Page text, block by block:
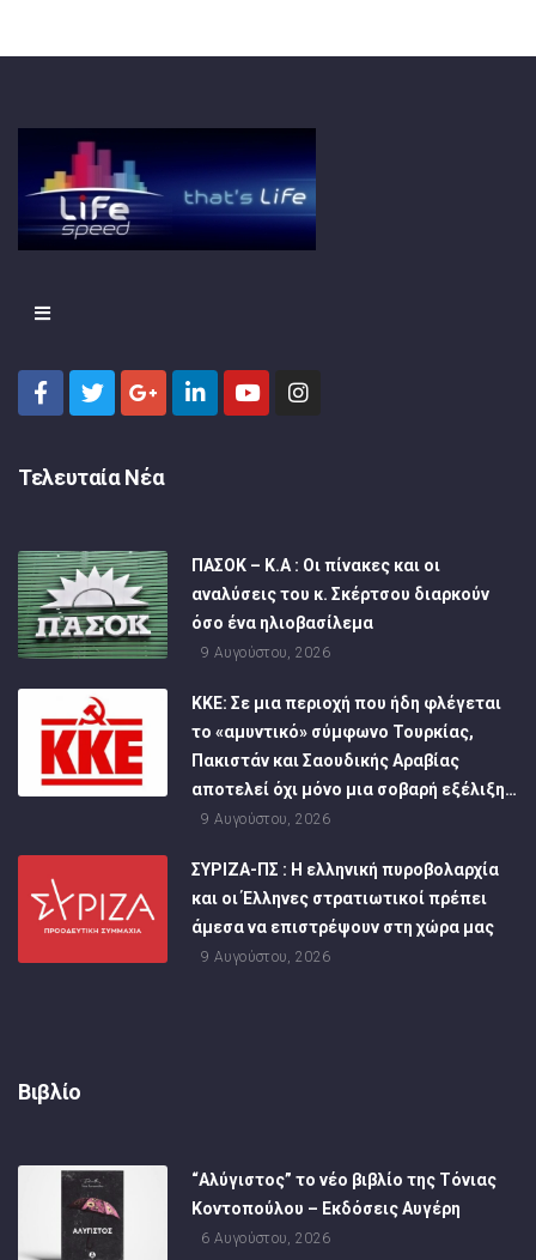
Τελευταία Νέα
ΠΑΣΟΚ – Κ.Α : Οι πίνακες και οι
αναλύσεις του κ. Σκέρτσου διαρκούν
όσο ένα ηλιοβασίλεμα
9 Αυγούστου, 2026
ΚΚΕ: Σε μια περιοχή που ήδη φλέγεται
το «αμυντικό» σύμφωνο Τουρκίας,
Πακιστάν και Σαουδικής Αραβίας
αποτελεί όχι μόνο μια σοβαρή εξέλιξη…
9 Αυγούστου, 2026
ΣΥΡΙΖΑ-ΠΣ : Η ελληνική πυροβολαρχία
και οι Έλληνες στρατιωτικοί πρέπει
άμεσα να επιστρέψουν στη χώρα μας
9 Αυγούστου, 2026
Βιβλίο
“Αλύγιστος” το νέο βιβλίο της Τόνιας
Κοντοπούλου – Εκδόσεις Αυγέρη
6 Αυγούστου, 2026